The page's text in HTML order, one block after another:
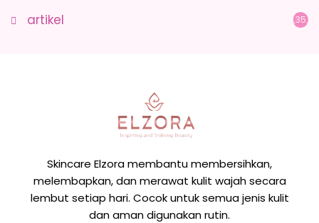
artikel (35)
Skincare Elzora membantu membersihkan,
melembapkan, dan merawat kulit wajah secara
lembut setiap hari. Cocok untuk semua jenis kulit
dan aman digunakan rutin.